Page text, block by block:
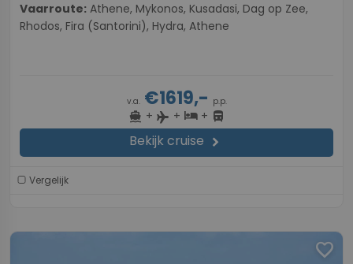
Vaarroute:
Rhodos, Fira (Santorini), Hydra, Athene
v.a.€1619,- p.p.
directions_boat + flight + hotel+ directions_bus
Bekijk cruise chevron_right
Vergelijk
favorite